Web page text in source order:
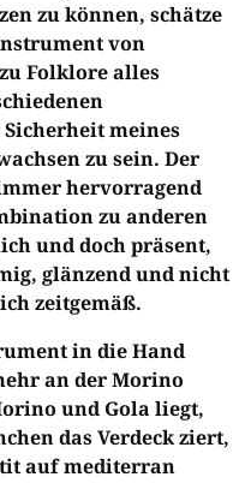
zu können, schätze
von
Folklore alles
meines
zu sein. Der
hervorragend
zu anderen
und doch präsent,
glänzend und nicht
zeitgemäß.
in die Hand
an der Morino
und Gola liegt,
das Verdeck ziert,
auf mediterran